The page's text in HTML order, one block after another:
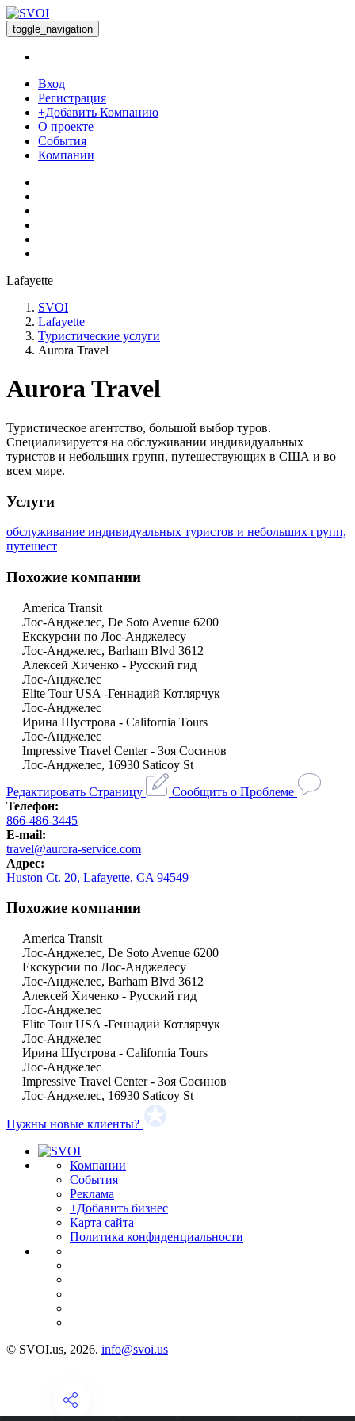
toggle_navigation
Вход
Регистрация
+Добавить Компанию
О проекте
События
Компании
Lafayette
SVOI
Lafayette
Туристические услуги
Aurora Travel
Aurora Travel
Туристическое агентство, большой выбор туров.
Специализируется на обслуживании индивидуальных
туристов и небольших групп, путешествующих в США и во
всем мире.
Услуги
обслуживание индивидуальных туристов и небольших групп,
путешест
Похожие компании
America Transit
Лос-Анджелес, De Soto Avenue 6200
Екскурсии по Лос-Анджелесу
Лос-Анджелес, Barham Blvd 3612
Алексей Хиченко - Русский гид
Лос-Анджелес
Elite Tour USA -Геннадий Котлярчук
Лос-Анджелес
Ирина Шустрова - California Tours
Лос-Анджелес
Impressive Travel Center - Зоя Сосинов
Лос-Анджелес, 16930 Saticoy St
Редактировать Страницу
Сообщить о Проблеме
Телефон:
866-486-3445
E-mail:
travel@aurora-service.com
Адрес:
Huston Ct. 20, Lafayette, CA 94549
Похожие компании
America Transit
Лос-Анджелес, De Soto Avenue 6200
Екскурсии по Лос-Анджелесу
Лос-Анджелес, Barham Blvd 3612
Алексей Хиченко - Русский гид
Лос-Анджелес
Elite Tour USA -Геннадий Котлярчук
Лос-Анджелес
Ирина Шустрова - California Tours
Лос-Анджелес
Impressive Travel Center - Зоя Сосинов
Лос-Анджелес, 16930 Saticoy St
Нужны новые клиенты?
Компании
События
Реклама
+Добавить бизнес
Карта сайта
Политика конфиденциальности
© SVOI.us, 2026. info@svoi.us